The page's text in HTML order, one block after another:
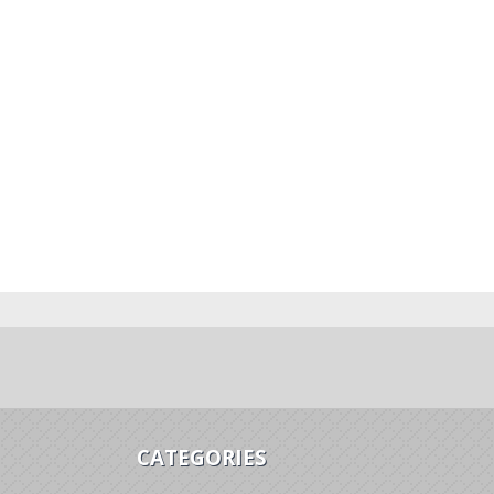
CATEGORIES